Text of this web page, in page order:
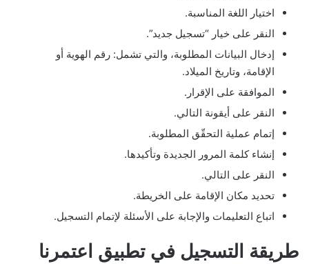
اختيار اللغة المناسبة.
النقر على خيار “تسجيل جديد”.
إدخال البيانات المطلوبة، والتي تشمل: رقم الهوية أو
الإقامة، وتاريخ الميلاد.
الموافقة على الإقرار.
النقر على أيقونة التالي.
إتمام عملية التحقّق المطلوبة.
إنشاء كلمة المرور الجديدة وتأكيدها.
النقر على التالي.
تحديد مكان الإقامة على الخريطة.
اتباع التعليمات والإجابة على الأسئلة لإتمام التسجيل.
طريقة التسجيل في تطبيق اعتمرنا